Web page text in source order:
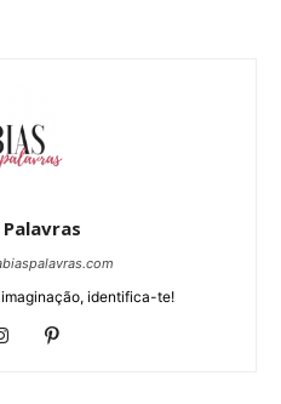
imaginação, identifica-te!